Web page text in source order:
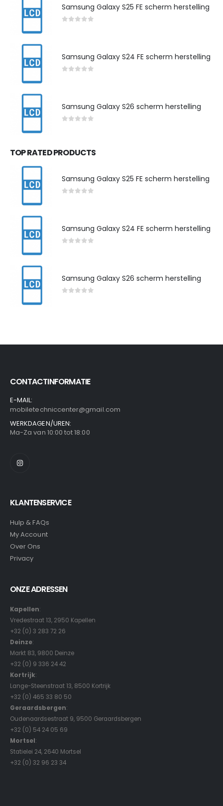
Samsung Galaxy S25 FE scherm herstelling
Samsung Galaxy S24 FE scherm herstelling
Samsung Galaxy S26 scherm herstelling
TOP RATED PRODUCTS
Samsung Galaxy S25 FE scherm herstelling
Samsung Galaxy S24 FE scherm herstelling
Samsung Galaxy S26 scherm herstelling
CONTACTINFORMATIE
E-MAIL:
mobiletechniccenter@gmail.com
WERKDAGEN/UREN:
Ma-Za van 10:00 tot 18:00
KLANTENSERVICE
Hulp & FAQs
My Account
Over Ons
Privacy
ONZE ADRESSEN
Kapellen:
Vredestraat 13, 2950 Kapellen
+32 (0) 3 283 72 26
Deinze:
Markt 83, 9800 Deinze
+32 (0) 9 336 24 42
Kortrijk:
Lange-Steenstraat 13, 8500 Kortrijk
+32 (0) 465 33 80 50
Geraardsbergen:
Oudenaardsestraat 9, 9500 Geraardsbergen
+32 (0) 54 24 05 69
Mortsel:
Statielei 24, 2640 Mortsel
+32 (0) 32 96 23 34